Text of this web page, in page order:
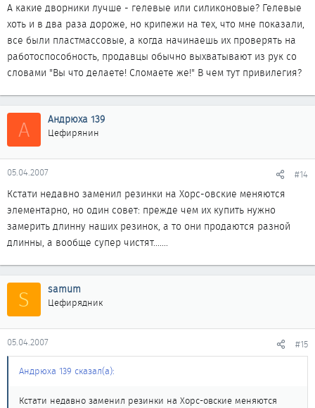
А какие дворники лучше - гелевые или силиконовые? Гелевые
хоть и в два раза дороже, но крипежи на тех, что мне показали,
все были пластмассовые, а когда начинаешь их проверять на
работоспособность, продавцы обычно выхватывают из рук со
словами "Вы что делаете! Сломаете же!" В чем тут привилегия?
А Андрюха 139
Цефирянин
05.04.2007 #14
Кстати недавно заменил резинки на Хорс-овские меняются
элементарно, но один совет: прежде чем их купить нужно
замерить длинну наших резинок, а то они продаются разной
длинны, а вообще супер чистят.......
S samum
Цефирядник
05.04.2007 #15
Андрюха 139 сказал(а):
Кстати недавно заменил резинки на Хорс-овские меняются